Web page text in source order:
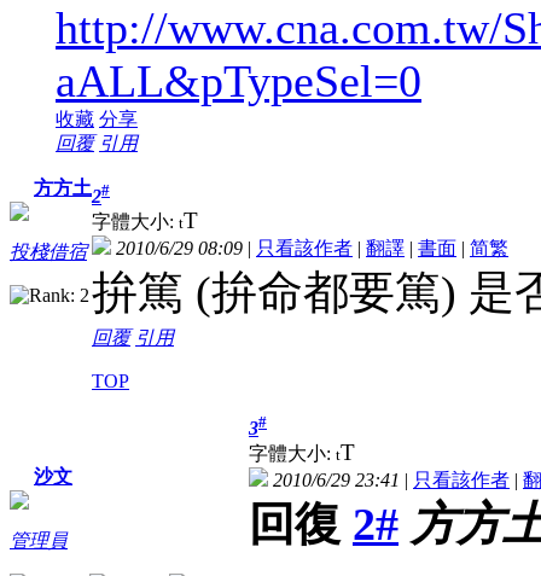
http://www.cna.com.tw/
aALL&pTypeSel=0
收藏 分享
回覆 引用
方方土
投棧借宿
2#
字體大小: tT
2010/6/29 08:09 | 只看該作者 | 翻譯 | 書面 | 简繁
拚篤 (拚命都要篤) 是
回覆 引用
TOP
沙文
管理員
3#
字體大小: tT
2010/6/29 23:41 | 只看該作者 |
回復 2# 方方